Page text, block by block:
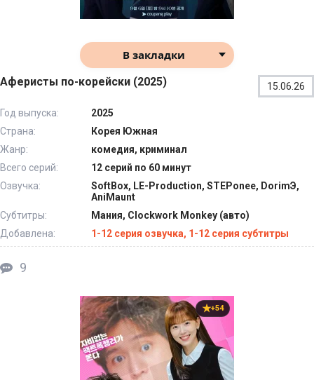
В закладки
Аферисты по-корейски (2025) 15.06.26
Год выпуска:
2025
Страна:
Корея Южная
Жанр:
комедия, криминал
Всего серий:
12 серий по 60 минут
Озвучка:
SoftBox, LE-Production, STEPonee, DorimЭ,
AniMaunt
Субтитры:
Мания, Clockwork Monkey (авто)
Добавлена:
1-12 серия озвучка, 1-12 серия субтитры
9
+54